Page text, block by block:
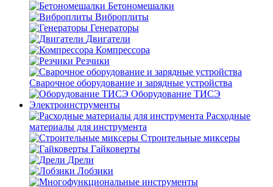
Бетономешалки
Виброплиты
Генераторы
Двигатели
Компрессора
Резчики
Сварочное оборудование и зарядные устройства
Оборудование ТИСЭ
Электроинструменты
Расходные
материалы для инструмента
Строительные миксеры
Гайковерты
Дрели
Лобзики